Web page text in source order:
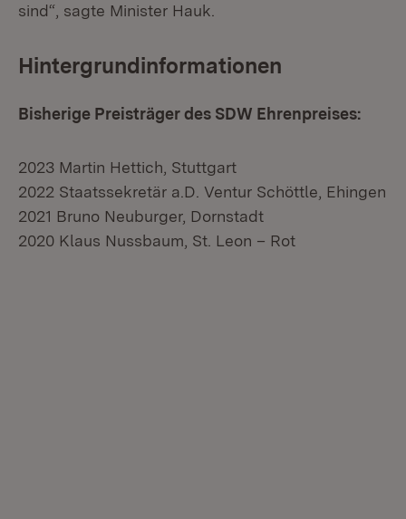
sind“, sagte Minister Hauk.
Hintergrundinformationen
Bisherige Preisträger des SDW Ehrenpreises:
2023 Martin Hettich, Stuttgart
2022 Staatssekretär a.D. Ventur Schöttle, Ehingen
2021 Bruno Neuburger, Dornstadt
2020 Klaus Nussbaum, St. Leon – Rot